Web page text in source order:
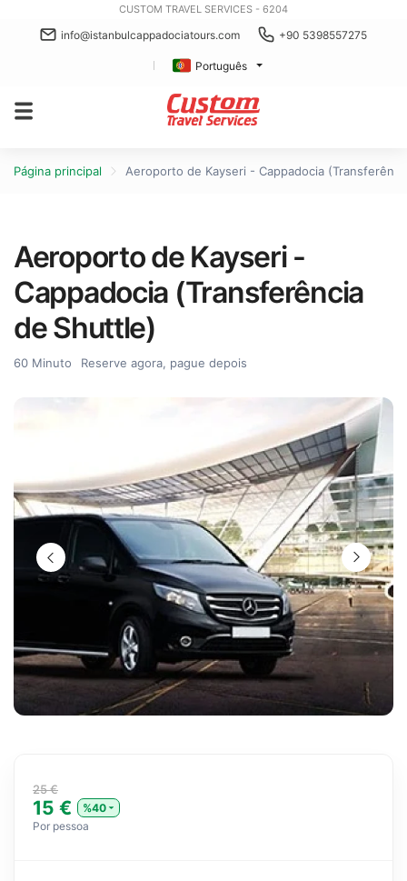
CUSTOM TRAVEL SERVICES - 6204
info@istanbulcappadociatours.com +90 5398557275
Português
Página principal Aeroporto de Kayseri - Cappadocia
Aeroporto de Kayseri -
Cappadocia (Transferência
de Shuttle)
60 Minuto Reserve agora, pague depois
25 €
15 €
%40
Por pessoa